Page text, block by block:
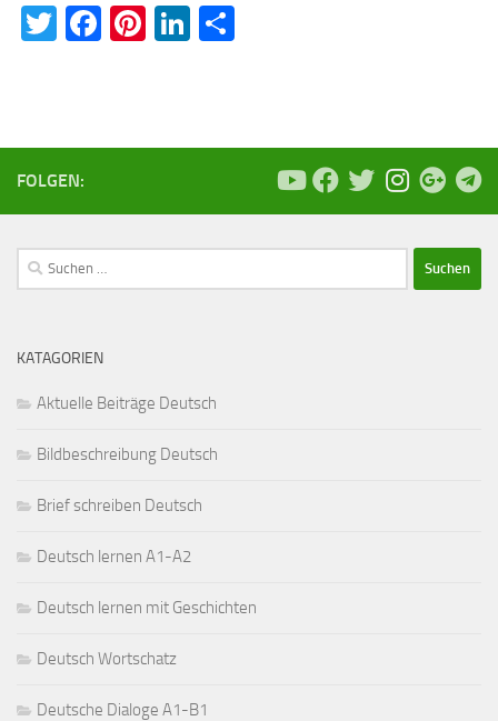
Twitter
Facebook
Pinterest
LinkedIn
FOLGEN:
Suchen
nach:
KATAGORIEN
Aktuelle Beiträge Deutsch
Bildbeschreibung Deutsch
Brief schreiben Deutsch
Deutsch lernen A1-A2
Deutsch lernen mit Geschichten
Deutsch Wortschatz
Deutsche Dialoge A1-B1